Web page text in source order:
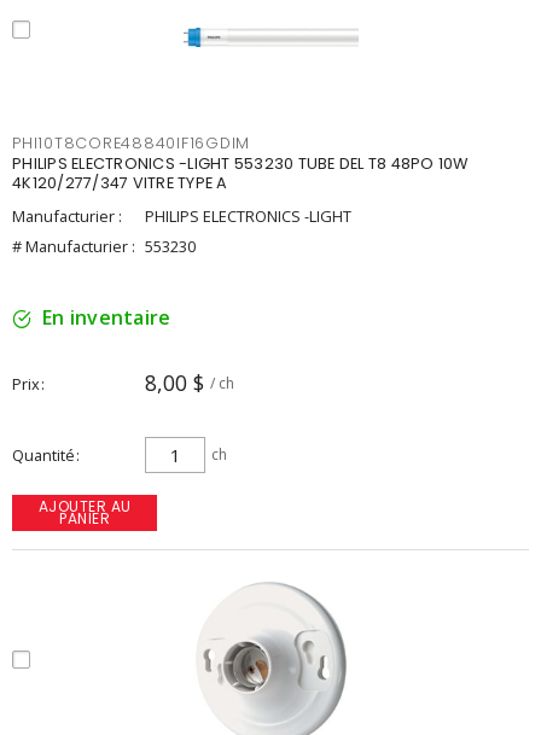
PHI10T8CORE48840IF16GDIM
PHILIPS ELECTRONICS -LIGHT 553230 TUBE DEL T8 48PO 10W
4K120/277/347 VITRE TYPE A
Manufacturier :
PHILIPS ELECTRONICS -LIGHT
# Manufacturier : 553230
En inventaire
Prix 8,00 $ / ch
Quantité ch
AJOUTER AU
PANIER